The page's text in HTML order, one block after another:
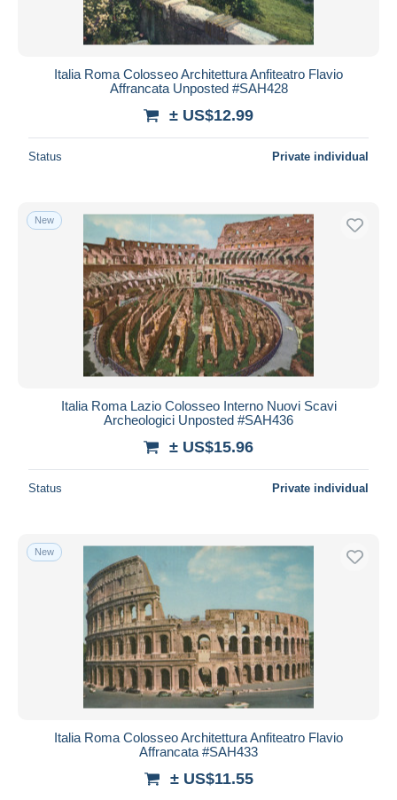
Italia Roma Colosseo Architettura Anfiteatro Flavio
Affrancata Unposted #SAH428
± US$12.99
Status Private individual
New
Italia Roma Lazio Colosseo Interno Nuovi Scavi
Archeologici Unposted #SAH436
± US$15.96
Status Private individual
New
Italia Roma Colosseo Architettura Anfiteatro Flavio
Affrancata #SAH433
± US$11.55